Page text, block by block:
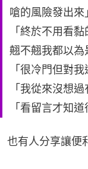
嗆的風險發出來
「終於不用看
翹不翹我都以為
「很冷門但對
「我從來沒想
「看留言才知
也有人分享讓便